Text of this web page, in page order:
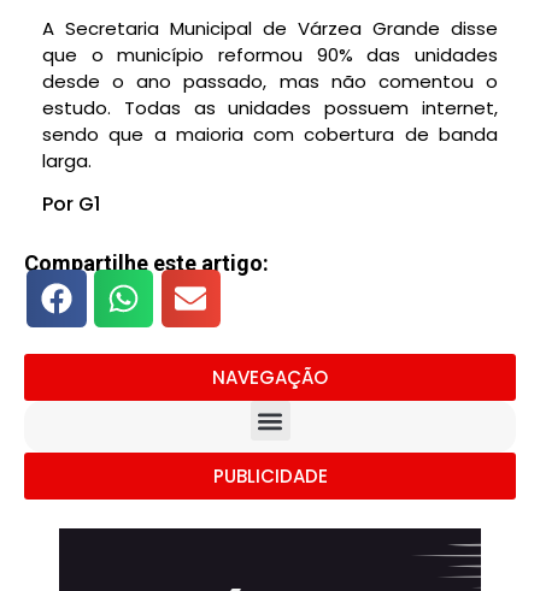
A Secretaria Municipal de Várzea Grande disse
que o município reformou 90% das unidades
desde o ano passado, mas não comentou o
estudo. Todas as unidades possuem internet,
sendo que a maioria com cobertura de banda
larga.
Por G1
Compartilhe este artigo:
NAVEGAÇÃO
PUBLICIDADE